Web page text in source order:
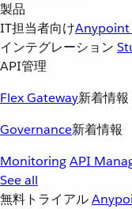
製品
IT担当者向け
インテグレーション
API管理
Flex Gateway新着情報
Governance新着情報
MonitoringAPI
See all
無料トライアル